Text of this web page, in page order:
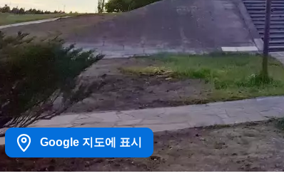
Google 지도에 표시